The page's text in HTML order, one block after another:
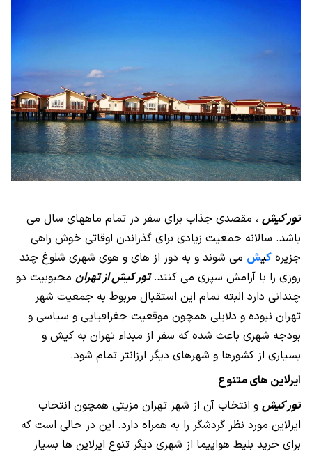
تور کیش ، مقصدی جذاب برای سفر در تمام ماههای سال می
باشد. سالانه جمعیت زیادی برای گذراندن اوقاتی خوش راهی
جزیره کیش می شوند و به دور از های و هوی شهری شلوغ چند
روزی را با آرامش سپری می کنند.تور کیش از تهران محبوبیت دو
چندانی دارد البته تمام این استقبال مربوط به جمعیت شهر
تهران نبوده و دلایلی همچون موقعیت جغرافیایی و سیاسی و
بودجه شهری باعث شده که سفر از مبداء تهران به کیش و
بسیاری از کشورها و شهرهای دیگر ارزانتر تمام شود.
ایرلاین های متنوع
تور کیش و انتخاب آن از شهر تهران مزیتی همچون انتخاب
ایرلاین مورد نظر گردشگر را به همراه دارد. این در حالی است که
برای خرید بلیط هواپیما از شهری دیگر تنوع ایرلاین ها بسیار